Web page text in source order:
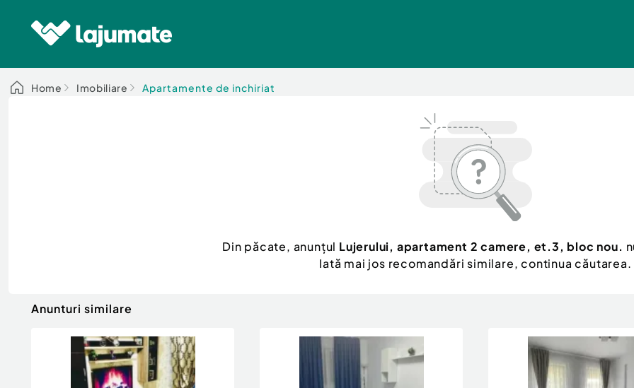
Home Imobiliare Apartamente de inchiriat
Din păcate, anunțul Lujerului, apartament 2 camere, et.3, bloc nou.
Iată mai jos recomandări similare, continua căutarea.
Anunturi similare